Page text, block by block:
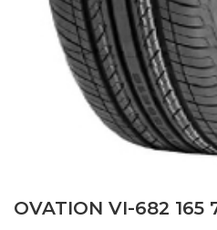
OVATION VI-682 165